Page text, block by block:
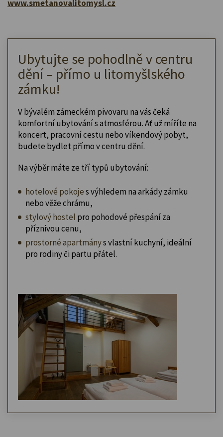
www.smetanovalitomysl.cz
Ubytujte se pohodlně v centru
dění – přímo u litomyšlského
zámku!
V bývalém zámeckém pivovaru na vás čeká
komfortní ubytování s atmosférou. Ať už míříte na
koncert, pracovní cestu nebo víkendový pobyt,
budete bydlet přímo v centru dění.
Na výběr máte ze tří typů ubytování:
hotelové pokojes výhledem na arkády zámku
nebo věže chrámu,
stylový hostel pro pohodové přespání za
příznivou cenu,
prostorné apartmánys vlastní kuchyní, ideální
pro rodiny či partu přátel.